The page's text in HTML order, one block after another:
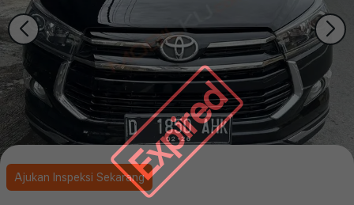
Expired
Ajukan Inspeksi Sekarang